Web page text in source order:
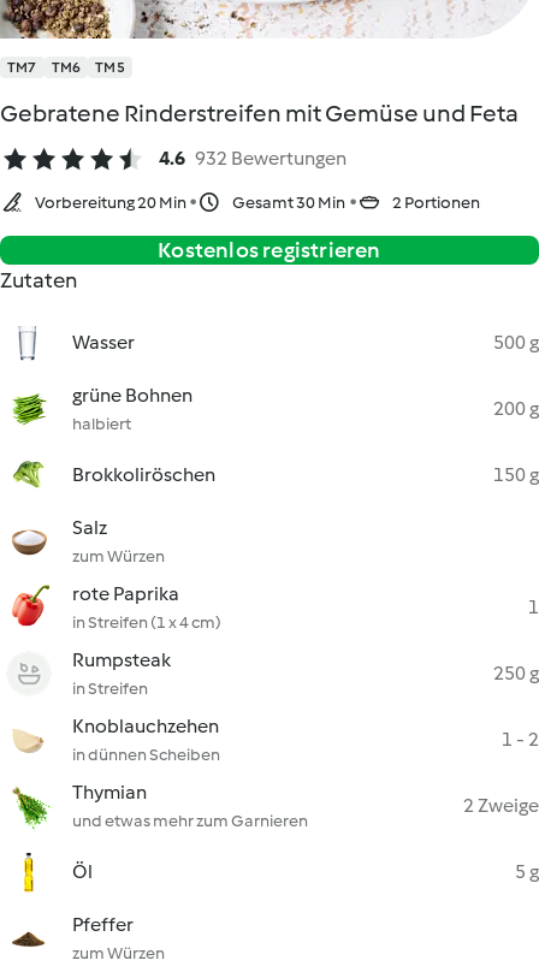
TM7 TM6 TM5
Gebratene Rinderstreifen mit Gemüse und Feta
4.6 932 Bewertungen
Vorbereitung 20 Min Gesamt 30 Min 2 Portionen
Kostenlos registrieren
Zutaten
Wasser 500 g
grüne Bohnen
halbiert
200 g
Brokkoliröschen 150 g
Salz
zum Würzen
rote Paprika
in Streifen (1 x 4 cm)
1
Rumpsteak
in Streifen
250 g
Knoblauchzehen
in dünnen Scheiben
1 - 2
Thymian
und etwas mehr zum Garnieren
2 Zweige
Öl 5 g
Pfeffer
zum Würzen